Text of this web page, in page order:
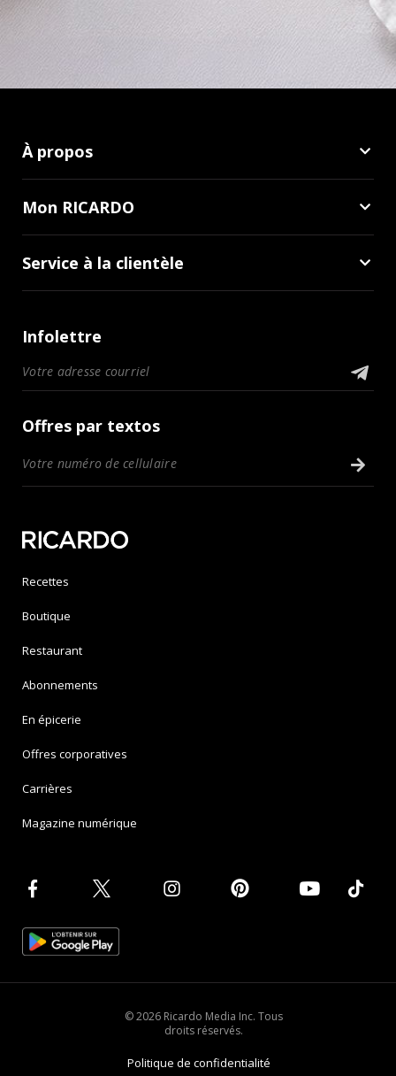
À propos
Mon RICARDO
Service à la clientèle
Infolettre
Offres par textos
Recettes
Boutique
Restaurant
Abonnements
En épicerie
Offres corporatives
Carrières
Magazine numérique
© 2026 Ricardo Media Inc. Tous
droits réservés.
Politique de confidentialité